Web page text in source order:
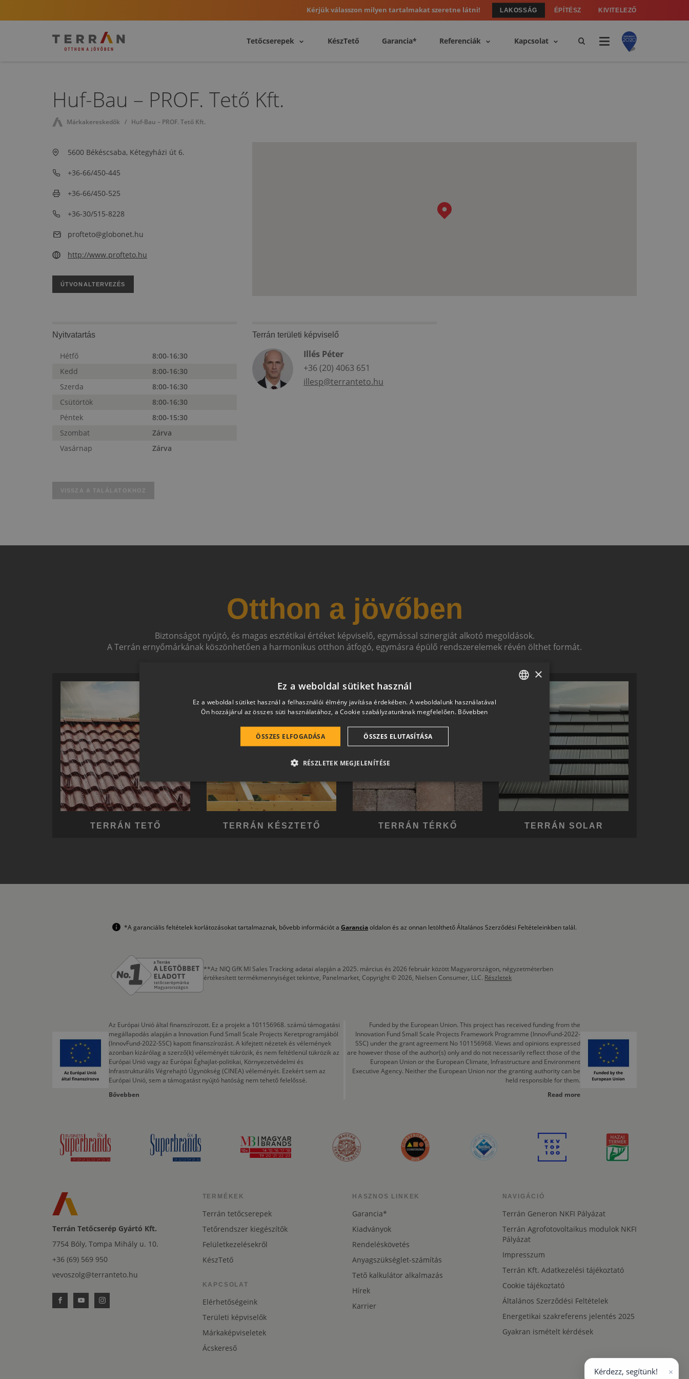
Kérjük válasszon milyen tartalmakat szeretne látni! LAKOSSÁG ÉPÍTÉSZ KIVITELEZŐ
Tetőcserepek KészTető Garancia* Referenciák Kapcsolat
Huf-Bau – PROF. Tető Kft.
Márkakereskedők Huf-Bau – PROF. Tető Kft.
5600 Békéscsaba, Kétegyházi út 6.
+36-66/450-445
+36-66/450-525
+36-30/515-8228
profteto@globonet.hu
http://www.profteto.hu
ÚTVONALTERVEZÉS
Nyitvatartás
Hétfő
8:00-16:30
Kedd
8:00-16:30
Szerda
8:00-16:30
Csütörtök
8:00-16:30
Péntek
8:00-15:30
Szombat
Zárva
Vasárnap
Zárva
Terrán területi képviselő
Illés Péter
+36 (20) 4063 651
illesp@terranteto.hu
VISSZA A TALÁLATOKHOZ
Otthon a jövőben
Biztonságot nyújtó, és magas esztétikai értéket képviselő, egymással szinergiát alkotó megoldások.
A Terrán ernyőmárkának köszönhetően a harmonikus otthon átfogó, egymásra épülő rendszerelemek révén ölthet formát.
TERRÁN TETŐ TERRÁN KÉSZTETŐ TERRÁN TÉRKŐ TERRÁN SOLAR
*A garanciális feltételek korlátozásokat tartalmaznak, bővebb információt a Garanciaoldalon és az onnan letölthető Általános Szerződési Feltételeinkben talál.
**Az NIQ GfK MI Sales Tracking adatai alapján a 2025. március és 2026 február között Magyarországon, négyzetméterben
értékesített termékmennyiséget tekintve, Panelmarket, Copyright © 2026, Nielsen Consumer, LLC. Részletek
Az Európai Unió által finanszírozott. Ez a projekt a 101156968. számú támogatási
megállapodás alapján a Innovation Fund Small Scale Projects Keretprogramjából
(InnovFund-2022-SSC) kapott finanszírozást. A kifejtett nézetek és vélemények
azonban kizárólag a szerző(k) véleményét tükrözik, és nem feltétlenül tükrözik az
Európai Unió vagy az Európai Éghajlat-politikai, Környezetvédelmi és
Infrastrukturális Végrehajtó Ügynökség (CINEA) véleményét. Ezekért sem az
Európai Unió, sem a támogatást nyújtó hatóság nem tehető felelőssé.
Bővebben
Funded by the European Union. This project has received funding from the
Innovation Fund Small Scale Projects Framework Programme (InnovFund-2022-
SSC) under the grant agreement No 101156968. Views and opinions expressed
are however those of the author(s) only and do not necessarily reflect those of the
European Union or the European Climate, Infrastructure and Environment
Executive Agency. Neither the European Union nor the granting authority can be
held responsible for them.
Read more
Terrán Tetőcserép Gyártó Kft.
7754 Bóly, Tompa Mihály u. 10.
+36 (69) 569 950
vevoszolg@terranteto.hu
TERMÉKEK
Terrán tetőcserepek
Tetőrendszer kiegészítők
Felületkezelésekről
KészTető
KAPCSOLAT
Elérhetőségeink
Területi képviselők
Márkaképviseletek
Ácskereső
HASZNOS LINKEK
Garancia*
Kiadványok
Rendeléskövetés
Anyagszükséglet-számítás
Tető kalkulátor alkalmazás
Hírek
Karrier
NAVIGÁCIÓ
Terrán Generon NKFI Pályázat
Terrán Agrofotovoltaikus modulok NKFI
Pályázat
Impresszum
Terrán Kft. Adatkezelési tájékoztató
Cookie tájékoztató
Általános Szerződési Feltételek
Energetikai szakreferens jelentés 2025
Gyakran ismételt kérdések
Kérdezz, segítünk! ×
CROATIAN
×
Ez a weboldal sütiket használ
Ez a weboldal sütiket használ a felhasználói élmény javítása érdekében. A weboldalunk használatával
Ön hozzájárul az összes süti használatához, a Cookie szabályzatunknak megfelelően. Bővebben
ÖSSZES ELFOGADÁSA ÖSSZES ELUTASÍTÁSA
RÉSZLETEK MEGJELENÍTÉSE